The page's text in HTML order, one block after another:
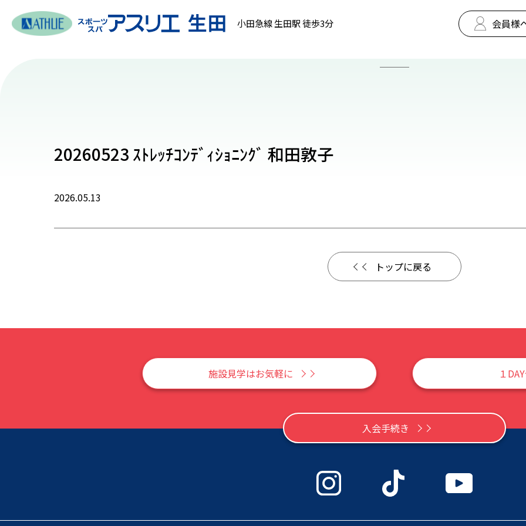
小田急線 生田駅 徒歩3分 会員様
20260523 ｽﾄﾚｯﾁｺﾝﾃﾞｨｼｮﾆﾝｸﾞ 和田敦子
2026.05.13
トップに戻る
施設見学はお気軽に １
入会手続き